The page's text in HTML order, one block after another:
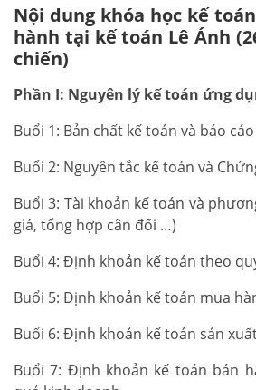
Nội dung khóa học kế
hành tại kế toán Lê Ánh
chiến)
Phần I: Nguyên lý kế toán ứng
Buổi 1: Bản chất kế toán và báo
Buổi 2: Nguyên tắc kế toán và
Buổi 3: Tài khoản kế toán và
giá, tổng hợp cân đối …)
Buổi 4: Định khoản kế toán theo
Buổi 5: Định khoản kế toán mua
Buổi 6: Định khoản kế toán sản
Buổi 7: Định khoản kế toán bán